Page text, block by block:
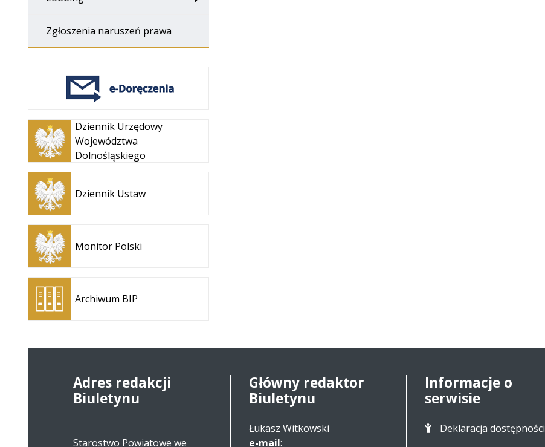
Zgłoszenia naruszeń prawa
Dziennik Urzędowy
Województwa
Dolnośląskiego
Otwiera
się w
nowej
karcie
Dziennik Ustaw
Otwiera
się w
nowej
karcie
Monitor Polski
Otwiera
się w
nowej
karcie
Archiwum BIP
Otwiera
się w
nowej
karcie
Adres redakcji
Biuletynu
Starostwo Powiatowe we
Główny redaktor
Biuletynu
Łukasz Witkowski
e-mail:
Informacje o
serwisie
Deklaracja dostępności